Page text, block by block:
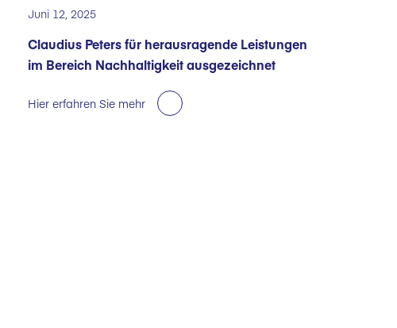
Juni 12, 2025
Claudius Peters für herausragende Leistungen
im Bereich Nachhaltigkeit ausgezeichnet
Hier erfahren Sie mehr